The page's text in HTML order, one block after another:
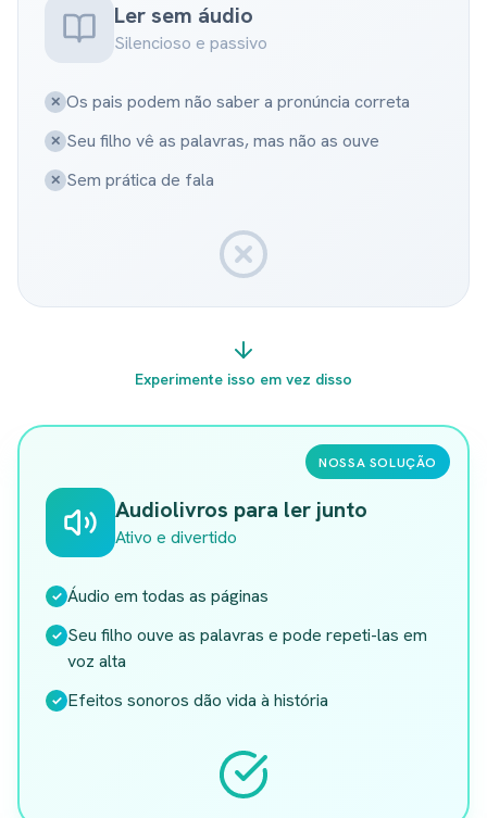
Ler sem áudio
Silencioso e passivo
✕ Os pais podem não saber a pronúncia correta
✕ Seu filho vê as palavras, mas não as ouve
✕ Sem prática de fala
Experimente isso em vez disso
NOSSA SOLUÇÃO
Audiolivros para ler junto
Ativo e divertido
✓ Áudio em todas as páginas
✓ Seu filho ouve as palavras e pode repeti-las em
voz alta
✓ Efeitos sonoros dão vida à história